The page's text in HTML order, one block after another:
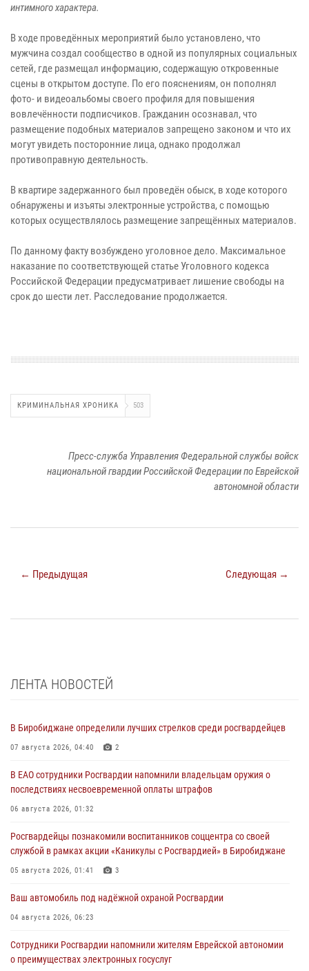
интимного характера.
В ходе проведённых мероприятий было установлено, что
мужчина создал сообщество в одной из популярных социальных
сетей, где размещал информацию, содержащую откровенные
сцены в открытом доступе. По его пояснениям, он пополнял
фото- и видеоальбомы своего профиля для повышения
вовлечённости подписчиков. Гражданин осознавал, что
размещение подобных материалов запрещено законом и что их
могут увидеть посторонние лица, однако продолжал
противоправную деятельность.
В квартире задержанного был проведён обыск, в ходе которого
обнаружены и изъяты электронные устройства, с помощью
которых осуществлялось размещение запрещённых материалов.
По данному факту возбуждено уголовное дело. Максимальное
наказание по соответствующей статье Уголовного кодекса
Российской Федерации предусматривает лишение свободы на
срок до шести лет. Расследование продолжается.
КРИМИНАЛЬНАЯ ХРОНИКА 503
Пресс-служба Управления Федеральной службы войск
национальной гвардии Российской Федерации по Еврейской
автономной области
← Предыдущая Следующая →
ЛЕНТА НОВОСТЕЙ
В Биробиджане определили лучших стрелков среди росгвардейцев
07 августа 2026, 04:40 2
В ЕАО сотрудники Росгвардии напомнили владельцам оружия о
последствиях несвоевременной оплаты штрафов
06 августа 2026, 01:32
Росгвардейцы познакомили воспитанников соццентра со своей
службой в рамках акции «Каникулы с Росгвардией» в Биробиджане
05 августа 2026, 01:41 3
Ваш автомобиль под надёжной охраной Росгвардии
04 августа 2026, 06:23
Сотрудники Росгвардии напомнили жителям Еврейской автономии
о преимуществах электронных госуслуг